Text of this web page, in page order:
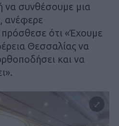
να συνθέσουμε μια
ανέφερε
πρόσθεσε ότι «Έχουμε
Θεσσαλίας να
και να